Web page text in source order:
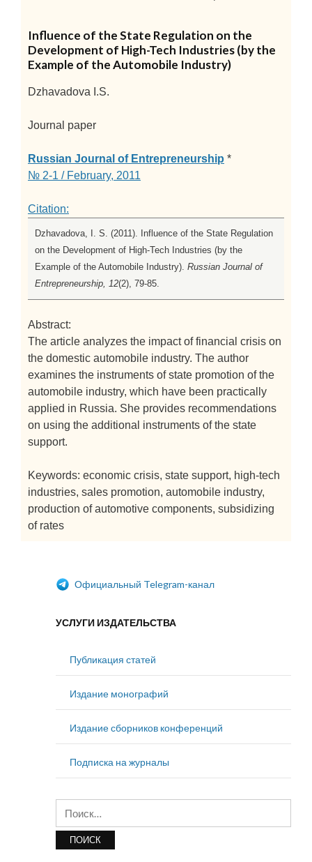
Influence of the State Regulation on the
Development of High-Tech Industries (by the
Example of the Automobile Industry)
Dzhavadova I.S.
Journal paper
Russian Journal of Entrepreneurship *
№ 2-1 / February, 2011
Citation:
Dzhavadova, I. S. (2011). Influence of the State Regulation
on the Development of High-Tech Industries (by the
Example of the Automobile Industry). Russian Journal of
Entrepreneurship, 12(2), 79-85.
Abstract:
The article analyzes the impact of financial crisis on
the domestic automobile industry. The author
examines the instruments of state promotion of the
automobile industry, which have been practically
applied in Russia. She provides recommendations
on using the additional instruments of the state
support.
Keywords: economic crisis, state support, high-tech
industries, sales promotion, automobile industry,
production of automotive components, subsidizing
of rates
Официальный Telegram-канал
УСЛУГИ ИЗДАТЕЛЬСТВА
Публикация статей
Издание монографий
Издание сборников конференций
Подписка на журналы